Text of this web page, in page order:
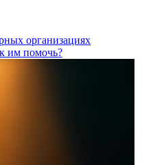
организациях
им помочь?